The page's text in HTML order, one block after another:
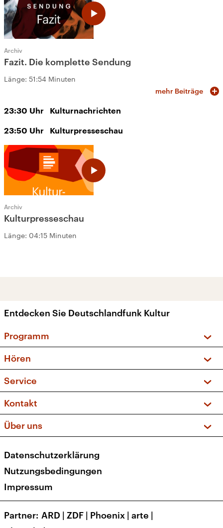
Archiv
Fazit. Die komplette Sendung
Länge: 51:54 Minuten
mehr Beiträge
23:30 Uhr Kulturnachrichten
23:50 Uhr Kulturpresseschau
Archiv
Kulturpresseschau
Länge: 04:15 Minuten
Entdecken Sie Deutschlandfunk Kultur
Programm
Sendungen und Podcasts
Musikliste
Kakadu – Das Kinderprogramm
Hören
Frequenzen (UKW + DAB+)
Service
FAQ
Apps
Newsletter
Kontakt
Social Media
Über uns
Presse
Karriere
Transparenz
Datenschutzerklärung
Nutzungsbedingungen
Impressum
Partner ARD | ZDF | Phoenix | arte |